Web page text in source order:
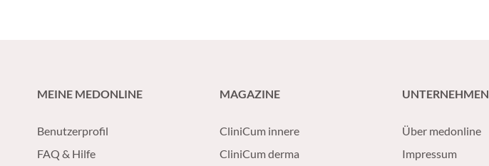
MEINE MEDONLINE
Benutzerprofil
FAQ & Hilfe
MAGAZINE
CliniCum innere
CliniCum derma
UNTERNEHMEN
Über medonline
Impressum